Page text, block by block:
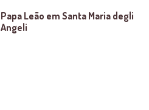
Papa Leão em Santa Maria degli
Angeli